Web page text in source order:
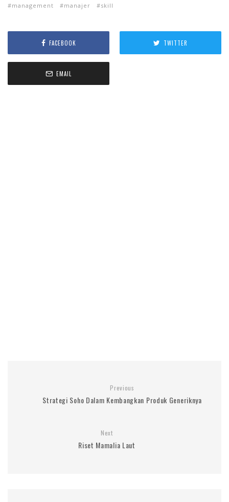
management manajer skill
FACEBOOK TWITTER
EMAIL
Previous
Strategi Soho Dalam Kembangkan Produk Generiknya
Next
Riset Mamalia Laut